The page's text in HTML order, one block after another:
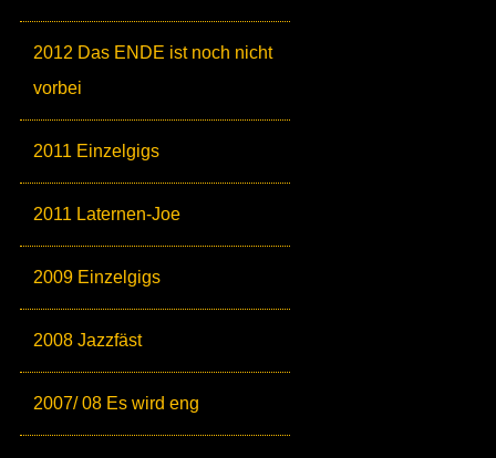
2012 Das ENDE ist noch nicht
vorbei
2011 Einzelgigs
2011 Laternen-Joe
2009 Einzelgigs
2008 Jazzfäst
2007/ 08 Es wird eng